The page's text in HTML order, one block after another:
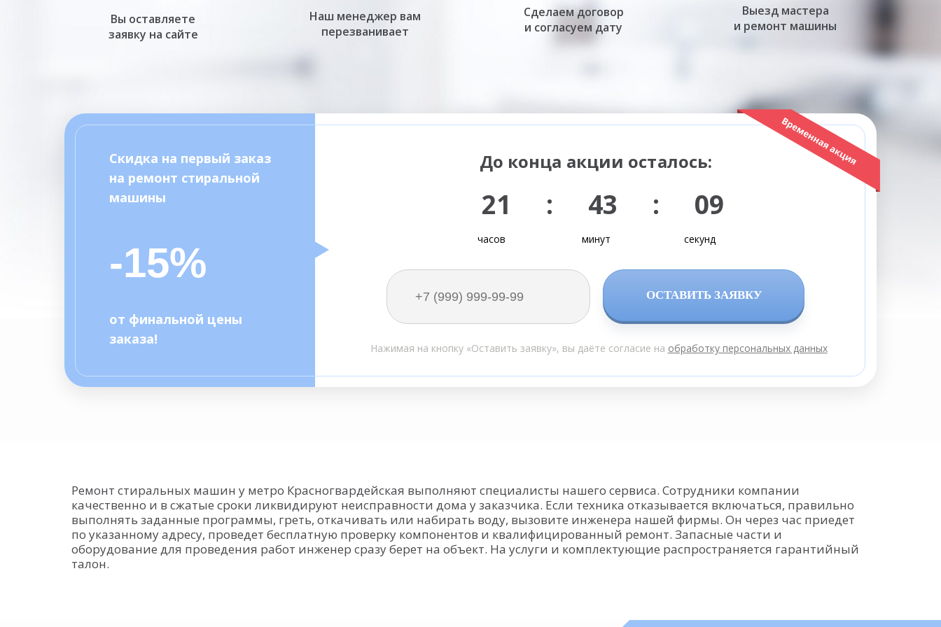
21 : 43 : 08
До конца акции осталось:
Скидка на первый заказ
на ремонт стиральной
машины
от финальной цены
заказа!
-15%
ОСТАВИТЬ ЗАЯВКУ
Нажимая на кнопку «Оставить заявку», вы даёте согласие на обработку персональных данных
секунд
минут
часов
Выезд мастера
и ремонт машины
Сделаем договор
и согласуем дату
Наш менеджер вам
перезванивает
Вы оставляете
заявку на сайте
Ремонт стиральных машин у метро Красногвардейская выполняют специалисты нашего сервиса. Сотрудники компании
качественно и в сжатые сроки ликвидируют неисправности дома у заказчика. Если техника отказывается включаться, правильно
выполнять заданные программы, греть, откачивать или набирать воду, вызовите инженера нашей фирмы. Он через час приедет
по указанному адресу, проведет бесплатную проверку компонентов и квалифицированный ремонт. Запасные части и
оборудование для проведения работ инженер сразу берет на объект. На услуги и комплектующие распространяется гарантийный
талон.